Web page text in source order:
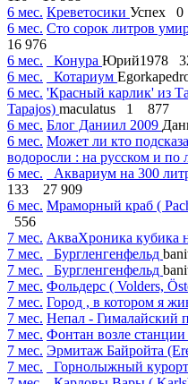
6 мес. Креветосики Успех 0
6 мес. Сто сорок литров
16 976
6 мес.
Конура Юрий1978
6 мес.
Котариум
6 мес. 'Красный карлик' из
Tapajos) maculatus 1
877
6 мес. Блог Даниил 2009
6 мес. Может ли кто
водоросли : на русском и по
6 мес.
Аквариум на 300
133
27 909
6 мес. Мраморный краб (
556
7 мес. АкваХроника кубика
7 мес.
Бургленгенфельд
7 мес.
Бургленгенфельд
7 мес. Фольдерс ( Volders,
7 мес. Город , в котором я
7 мес. Непал - Гималайский
7 мес. Фонтан возле
7 мес. Эрмитаж Байройта
7 мес.
Горнолыжный